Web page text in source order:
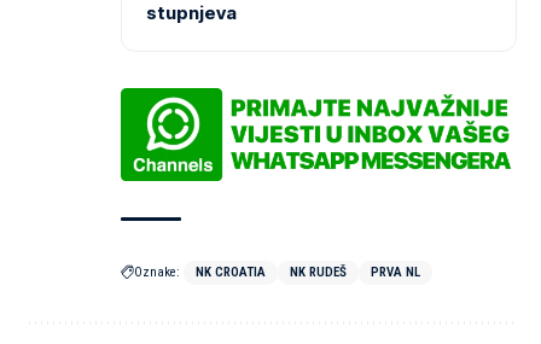
stupnjeva
Oznake: NK CROATIA NK RUDEŠ PRVA NL